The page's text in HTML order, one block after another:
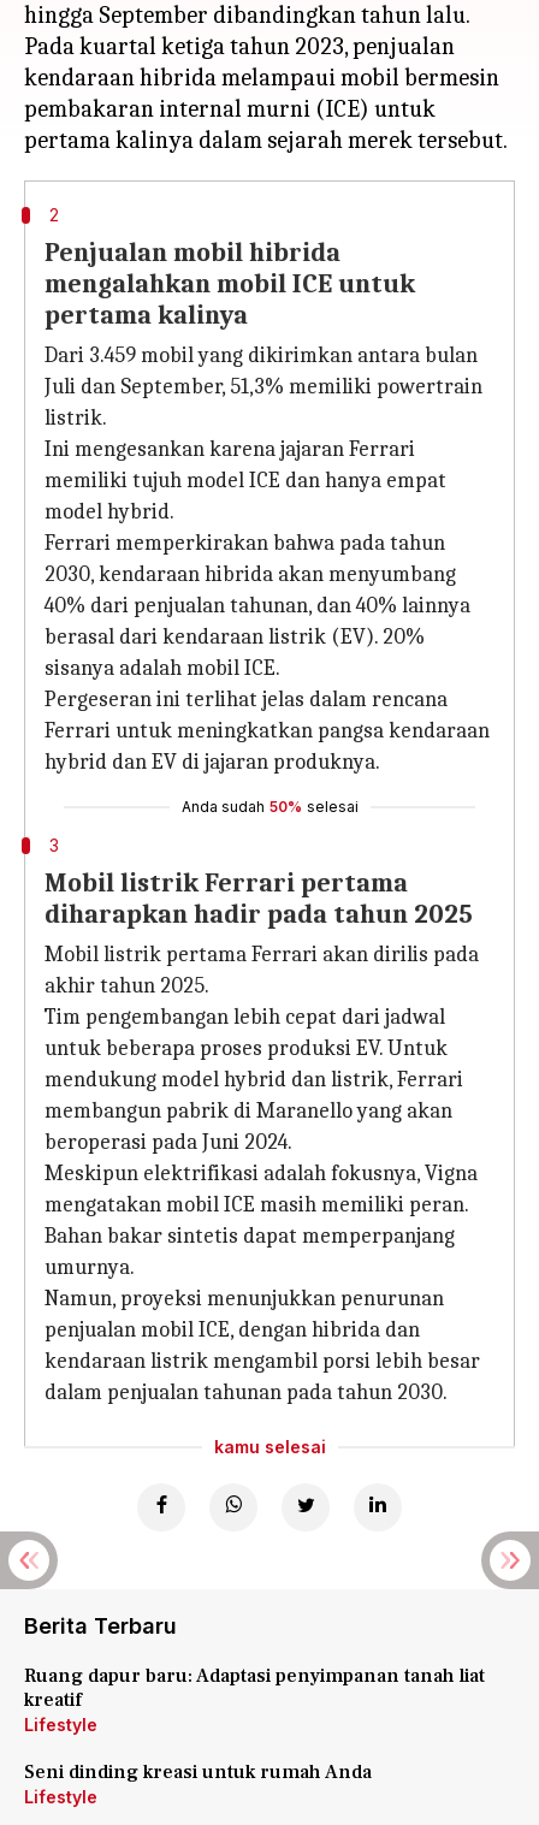
hingga September dibandingkan tahun lalu.
Pada kuartal ketiga tahun 2023, penjualan
kendaraan hibrida melampaui mobil bermesin
pembakaran internal murni (ICE) untuk
2
Penjualan mobil hibrida
mengalahkan mobil ICE untuk
pertama kalinya
Dari 3.459 mobil yang dikirimkan antara bulan
Juli dan September, 51,3% memiliki powertrain
listrik.
Ini mengesankan karena jajaran Ferrari
memiliki tujuh model ICE dan hanya empat
model hybrid.
Ferrari memperkirakan bahwa pada tahun
2030, kendaraan hibrida akan menyumbang
40% dari penjualan tahunan, dan 40% lainnya
berasal dari kendaraan listrik (EV). 20%
sisanya adalah mobil ICE.
Pergeseran ini terlihat jelas dalam rencana
Ferrari untuk meningkatkan pangsa kendaraan
hybrid dan EV di jajaran produknya.
Anda sudah 50% selesai
3
Mobil listrik Ferrari pertama
diharapkan hadir pada tahun 2025
Mobil listrik pertama Ferrari akan dirilis pada
akhir tahun 2025.
Tim pengembangan lebih cepat dari jadwal
untuk beberapa proses produksi EV. Untuk
mendukung model hybrid dan listrik, Ferrari
membangun pabrik di Maranello yang akan
beroperasi pada Juni 2024.
Meskipun elektrifikasi adalah fokusnya, Vigna
mengatakan mobil ICE masih memiliki peran.
Bahan bakar sintetis dapat memperpanjang
umurnya.
Namun, proyeksi menunjukkan penurunan
penjualan mobil ICE, dengan hibrida dan
kendaraan listrik mengambil porsi lebih besar
dalam penjualan tahunan pada tahun 2030.
kamu selesai
Berita Terbaru
Ruang dapur baru: Adaptasi penyimpanan tanah liat
kreatif
Lifestyle
Seni dinding kreasi untuk rumah Anda
Lifestyle